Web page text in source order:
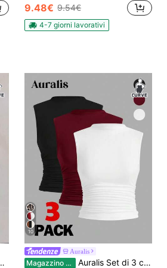
9.48€ 9.54€
4-7 giorni lavorativi
10
Auralis
Magazzino EU Auralis Set di 3 canotte basiche aderenti senza maniche per donne curvy